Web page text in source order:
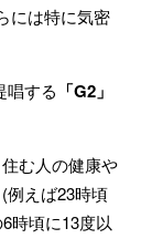
には特に気密
唱する 「G2」
む人の健康や
例えば23時頃
時頃に13度以